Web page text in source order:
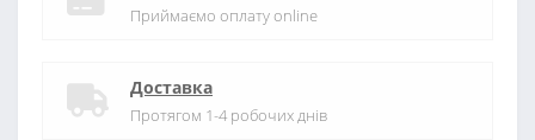
Приймаємо оплату online
Доставка
Протягом 1-4 робочих днів